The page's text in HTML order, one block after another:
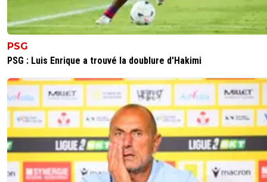
PSG
PSG : Luis Enrique a trouvé la doublure d'Hakimi